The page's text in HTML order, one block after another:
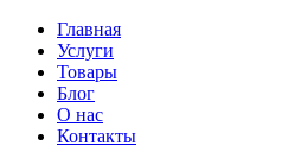
Главная
Услуги
Товары
Блог
О нас
Контакты